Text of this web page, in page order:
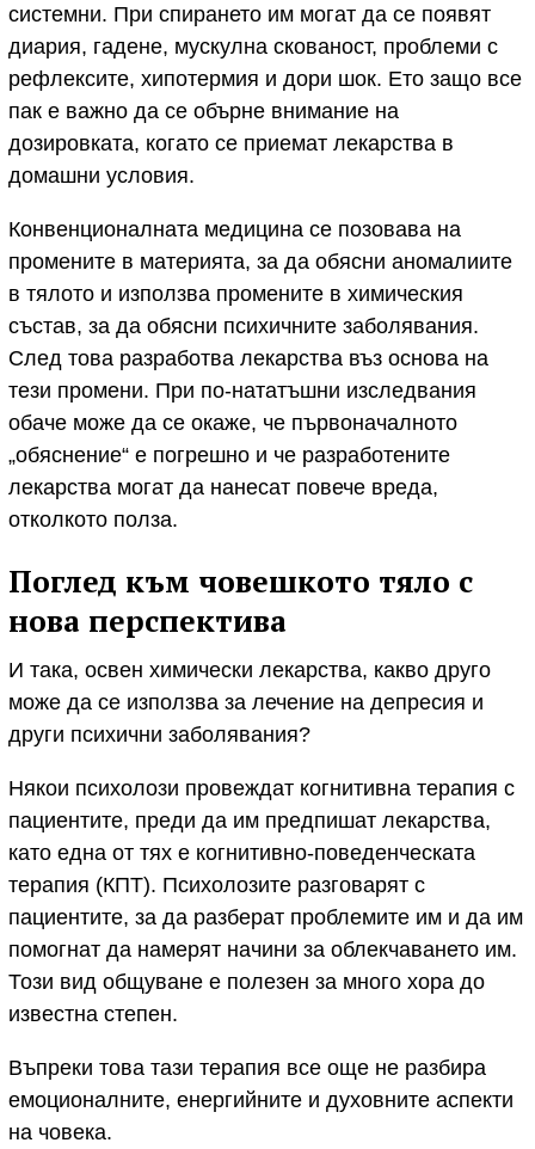
системни. При спирането им могат да се появят
диария, гадене, мускулна скованост, проблеми с
рефлексите, хипотермия и дори шок. Ето защо все
пак е важно да се обърне внимание на
дозировката, когато се приемат лекарства в
домашни условия.
Конвенционалната медицина се позовава на
промените в материята, за да обясни аномалиите
в тялото и използва промените в химическия
състав, за да обясни психичните заболявания.
След това разработва лекарства въз основа на
тези промени. При по-нататъшни изследвания
обаче може да се окаже, че първоначалното
„обяснение“ е погрешно и че разработените
лекарства могат да нанесат повече вреда,
отколкото полза.
Поглед към човешкото тяло с
нова перспектива
И така, освен химически лекарства, какво друго
може да се използва за лечение на депресия и
други психични заболявания?
Някои психолози провеждат когнитивна терапия с
пациентите, преди да им предпишат лекарства,
като една от тях е когнитивно-поведенческата
терапия (КПТ). Психолозите разговарят с
пациентите, за да разберат проблемите им и да им
помогнат да намерят начини за облекчаването им.
Този вид общуване е полезен за много хора до
известна степен.
Въпреки това тази терапия все още не разбира
емоционалните, енергийните и духовните аспекти
на човека.